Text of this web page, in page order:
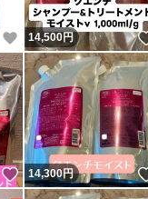
いいね！
14,500円
いいね！
14,300円